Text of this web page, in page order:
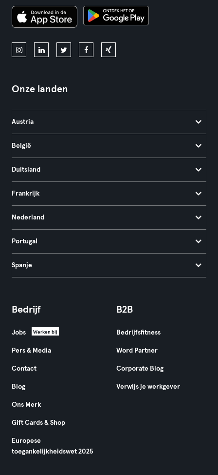
Onze landen
Austria
België
Duitsland
Frankrijk
Nederland
Portugal
Spanje
Bedrijf
Jobs Werken bij
Pers & Media
Contact
Blog
Ons Merk
Gift Cards & Shop
Europese
toegankelijkheidswet 2025
B2B
Bedrijfsfitness
Word Partner
Corporate Blog
Verwijs je werkgever